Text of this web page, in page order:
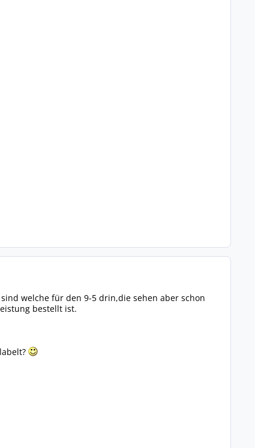
welche für den 9-5 drin,die sehen aber schon
bestellt ist.